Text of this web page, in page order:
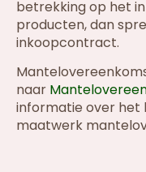
betrekking op het
producten, dan
inkoopcontract.
naar
informatie over het
maatwerk